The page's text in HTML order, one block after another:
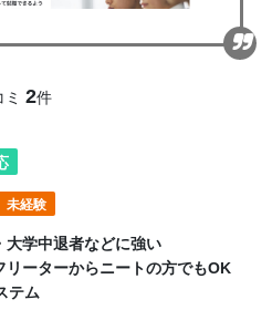
ミ 2件
未経験
大学中退者などに強い
ーターからニートの方でもOK
テム